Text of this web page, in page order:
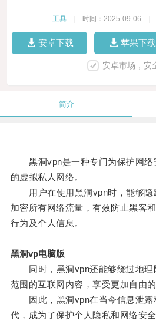
工具 时间：2025-09-06
安卓下载 苹果下载
安卓市场，安
简介
黑洞vpn是一种专门为保护网络
的虚拟私人网络。
用户在使用黑洞vpn时，能够隐
加密所有网络流量，有效防止黑客
行为及个人信息。
黑洞vp电脑版
同时，黑洞vpn还能够绕过地理
范围的互联网内容，享受更加自由的
因此，黑洞vpn在当今信息泄露
代，成为了保护个人隐私和网络安全